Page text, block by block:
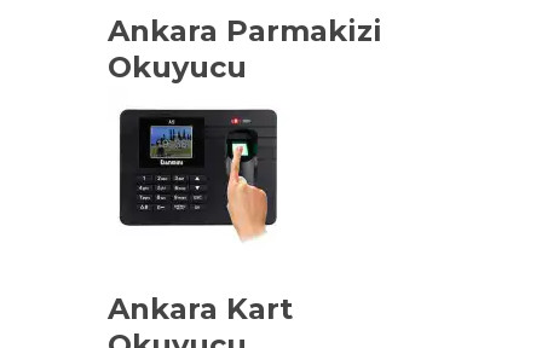
Ankara Parmakizi
Okuyucu
Ankara Kart